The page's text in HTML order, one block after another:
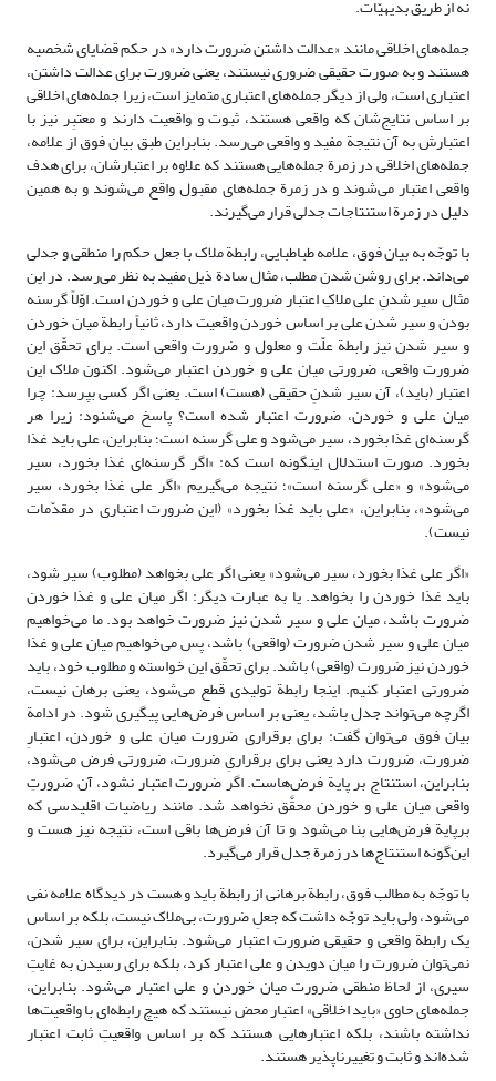
نه از طریق بدیهیّات.
جمله‌های اخلاقی مانند «عدالت داشتن ضرورت دارد» در حکم قضایای شخصیه
هستند و به صورت حقیقی ضروری نیستند، یعنی ضرورت برای عدالت داشتن،
اعتباری است، ولی از دیگر جمله‌های اعتباری متمایز است، زیرا جمله‌های اخلاقی
بر اساس نتایج‌شان که واقعی هستند، ثبوت و واقعیت دارند و معتبِر نیز با
اعتبارش به آن نتیجة مفید و واقعی می‌رسد. بنابراین طبق بیان فوق از علامه،
جمله‌های اخلاقی در زمرة جمله‌هایی هستند که علاوه بر اعتبارشان، برای هدف
واقعی اعتبار می‌شوند و در زمرة جمله‌های مقبول واقع می‌شوند و به همین
دلیل در زمرة استنتاجات جدلی قرار می‌گیرند.
با توجّه به بیان فوق، علامه طباطبایی، رابطة ملاک با جعل حکم را منطقی و جدلی
می‌داند. برای روشن شدن مطلب، مثال سادة ذیل مفید به نظر می‌رسد. در این
مثال سیر شدنِ علی ملاکِ اعتبار ضرورت میان علی و خوردن است. اوّلاً گرسنه
بودن و سیر شدن علی بر اساس خوردن واقعیت دارد، ثانیاً رابطة میان خوردن
و سیر شدن نیز رابطة علّت و معلول و ضرورت واقعی است. برای تحقّق این
ضرورت واقعی، ضرورتی میان علی و خوردن اعتبار می‌شود. اکنون ملاک این
اعتبار (باید)، آن سیر شدنِ حقیقی (هست) است. یعنی اگر کسی بپرسد: چرا
میان علی و خوردن، ضرورت اعتبار شده است؟ پاسخ می‌شنود: زیرا هر
گرسنه‌ای غذا بخورد، سیر می‌شود و علی گرسنه است؛ بنابراین، علی باید غذا
بخورد. صورت استدلال اینگونه است که: «اگر گرسنه‌ای غذا بخورد، سیر
می‌شود» و «علی گرسنه است»؛ نتیجه می‌گیریم «اگر علی غذا بخورد، سیر
می‌شود»، بنابراین، «علی باید غذا بخورد» (این ضرورت اعتباری در مقدّمات
نیست).
«اگر علی غذا بخورد، سیر می‌شود» یعنی اگر علی بخواهد (مطلوب) سیر شود،
باید غذا خوردن را بخواهد. یا به عبارت دیگر: اگر میان علی و غذا خوردن
ضرورت باشد، میان علی و سیر شدن نیز ضرورت خواهد بود. ما می‌خواهیم
میان علی و سیر شدن ضرورت (واقعی) باشد، پس می‌خواهیم میان علی و غذا
خوردن نیز ضرورت (واقعی) باشد. برای تحقّق این خواسته و مطلوب خود، باید
ضرورتی اعتبار کنیم. اینجا رابطة تولیدی قطع می‌شود، یعنی برهان نیست،
اگرچه می‌تواند جدل باشد، یعنی بر اساس فرض‌هایی پیگیری شود. در ادامة
بیان فوق می‌توان گفت: برای برقراری ضرورت میان علی و خوردن، اعتبارِ
ضرورت، ضرورت دارد یعنی برای برقراریِ ضرورت، ضرورتی فرض می‌شود،
بنابراین، استنتاج بر پایة فرض‌هاست. اگر ضرورت اعتبار نشود، آن ضرورتِ
واقعی میان علی و خوردن محقَّق نخواهد شد. مانند ریاضیات اقلیدسی که
برپایة فرض‌هایی بنا می‌شود و تا آن فرض‌ها باقی است، نتیجه نیز هست و
این‌گونه استنتاج‌ها در زمرة جدل قرار می‌گیرد.
با توجّه به مطالب فوق، رابطة برهانی از رابطة باید و هست در دیدگاه علامه نفی
می‌شود، ولی باید توجّه داشت که جعلِ ضرورت، بی‌ملاک نیست، بلکه بر اساس
یک رابطة واقعی و حقیقی ضرورت اعتبار می‌شود. بنابراین، برای سیر شدن،
نمی‌توان ضرورت را میان دویدن و علی اعتبار کرد، بلکه برای رسیدن به غایتِ
سیری، از لحاظ منطقی ضرورت میان خوردن و علی اعتبار می‌شود. بنابراین،
جمله‌های حاوی «باید اخلاقی» اعتبار محض نیستند که هیچ رابطه‌ای با واقعیت‌ها
نداشته باشند، بلکه اعتبارهایی هستند که بر اساس واقعیتِ ثابت اعتبار
شده‌اند و ثابت و تغییرناپذیر هستند.